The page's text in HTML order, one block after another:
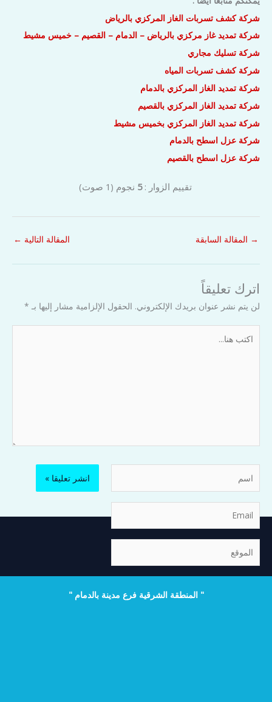
شركة كشف تسربات الغاز المركزي بالرياض
شركة تمديد غاز مركزي بالرياض – الدمام – القصيم – خميس مشيط
شركة تسليك مجاري
شركة كشف تسربات المياه
شركة تمديد الغاز المركزي بالدمام
شركة تمديد الغاز المركزي بالقصيم
شركة تمديد الغاز المركزي بخميس مشيط
شركة عزل اسطح بالدمام
شركة عزل اسطح بالقصيم
تقييم الزوار : 5 نجوم (
1 صوت)
→ المقالة السابقة المقالة التالية ←
اترك تعليقاً
لن يتم نشر عنوان بريدك الإلكتروني. الحقول الإلزامية مشار إليها بـ *
هنا...
" المنطقة الشرقية فرع مدينة بالدمام "